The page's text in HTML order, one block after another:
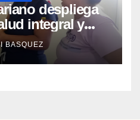
despliega
integral y
en los
y Mario
del estado
BASQUEZ